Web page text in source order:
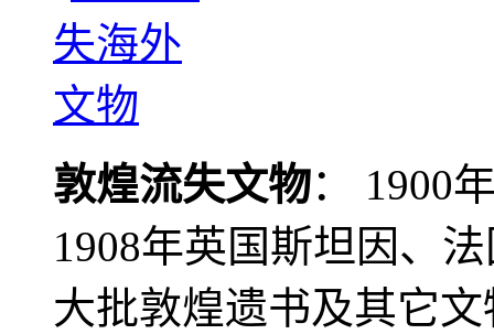
敦煌流失文物： 1900
1908年英国斯坦因、
大批敦煌遗书及其它